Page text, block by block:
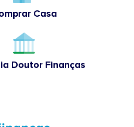
Casa
Doutor Finanças